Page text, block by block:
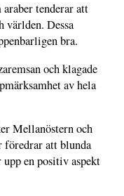
tenderar att
världen. Dessa
bra.
och klagade
av hela
Mellanöstern och
föredrar att blunda
en positiv aspekt